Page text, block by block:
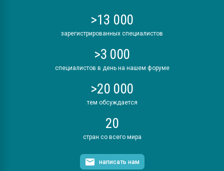
>13 000
зарегистрированных специалистов
>3 000
специалистов в день на нашем форуме
>20 000
тем обсуждается
20
стран со всего мира
написать нам